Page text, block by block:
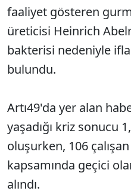
faaliyet gösteren
üreticisi Heinrich
bakterisi nedeniyle
bulundu.
Artı49'da yer alan
yaşadığı kriz sonucu
oluşurken, 106
kapsamında geçici
alındı.